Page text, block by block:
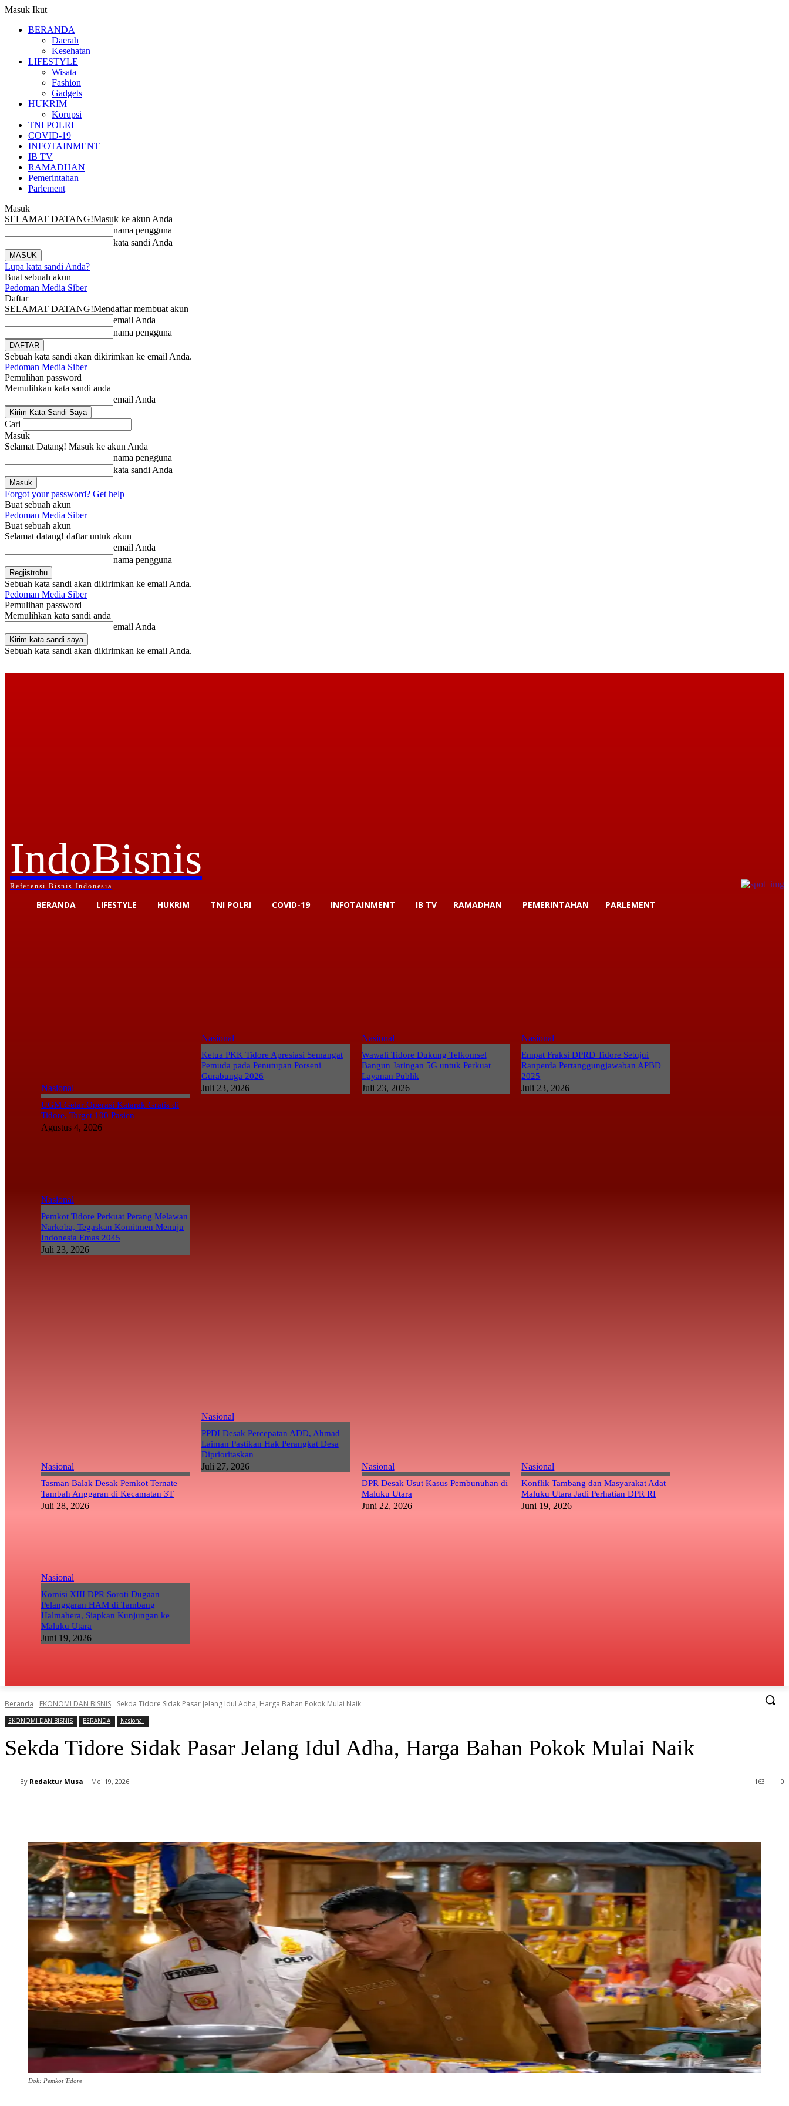
Masuk Ikut
BERANDA
Daerah
Kesehatan
LIFESTYLE
Wisata
Fashion
Gadgets
HUKRIM
Korupsi
TNI POLRI
COVID-19
INFOTAINMENT
IB TV
RAMADHAN
Pemerintahan
Parlement
Masuk
SELAMAT DATANG!Masuk ke akun Anda
nama pengguna
kata sandi Anda
Lupa kata sandi Anda?
Buat sebuah akun
Pedoman Media Siber
Daftar
SELAMAT DATANG!Mendaftar membuat akun
email Anda
nama pengguna
Sebuah kata sandi akan dikirimkan ke email Anda.
Pedoman Media Siber
Pemulihan password
Memulihkan kata sandi anda
email Anda
Cari
Masuk
Selamat Datang! Masuk ke akun Anda
nama pengguna
kata sandi Anda
Forgot your password? Get help
Buat sebuah akun
Pedoman Media Siber
Buat sebuah akun
Selamat datang! daftar untuk akun
email Anda
nama pengguna
Sebuah kata sandi akan dikirimkan ke email Anda.
Pedoman Media Siber
Pemulihan password
Memulihkan kata sandi anda
email Anda
Sebuah kata sandi akan dikirimkan ke email Anda.
IndoBisnis
Referensi Bisnis Indonesia
BERANDA LIFESTYLE HUKRIM TNI POLRI COVID-19 INFOTAINMENT IB TV RAMADHAN PEMERINTAHAN PARLEMENT
Nasional
UGM Gelar Operasi Katarak Gratis di
Tidore, Target 100 Pasien
Agustus 4, 2026
Nasional
Ketua PKK Tidore Apresiasi Semangat
Pemuda pada Penutupan Porseni
Gurabunga 2026
Juli 23, 2026
Nasional
Wawali Tidore Dukung Telkomsel
Bangun Jaringan 5G untuk Perkuat
Layanan Publik
Juli 23, 2026
Nasional
Empat Fraksi DPRD Tidore Setujui
Ranperda Pertanggungjawaban APBD
2025
Juli 23, 2026
Nasional
Pemkot Tidore Perkuat Perang Melawan
Narkoba, Tegaskan Komitmen Menuju
Indonesia Emas 2045
Juli 23, 2026
Nasional
Tasman Balak Desak Pemkot Ternate
Tambah Anggaran di Kecamatan 3T
Juli 28, 2026
Nasional
PPDI Desak Percepatan ADD, Ahmad
Laiman Pastikan Hak Perangkat Desa
Diprioritaskan
Juli 27, 2026 Nasional
DPR Desak Usut Kasus Pembunuhan di
Maluku Utara
Juni 22, 2026
Nasional
Konflik Tambang dan Masyarakat Adat
Maluku Utara Jadi Perhatian DPR RI
Juni 19, 2026
Nasional
Komisi XIII DPR Soroti Dugaan
Pelanggaran HAM di Tambang
Halmahera, Siapkan Kunjungan ke
Maluku Utara
Juni 19, 2026
Beranda EKONOMI DAN BISNIS Sekda Tidore Sidak Pasar Jelang Idul Adha, Harga Bahan Pokok Mulai Naik
EKONOMI DAN BISNIS BERANDA Nasional
Sekda Tidore Sidak Pasar Jelang Idul Adha, Harga Bahan Pokok Mulai Naik
By Redaktur Musa Mei 19, 2026 0
163
Dok: Pemkot Tidore